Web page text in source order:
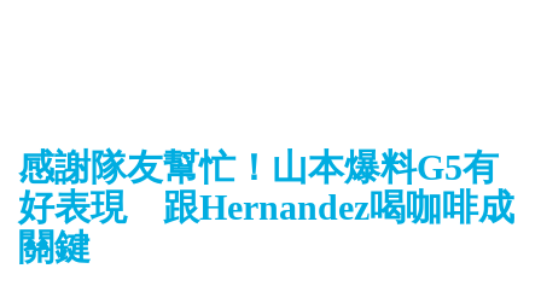
感謝隊友幫忙！山本爆料G5有
好表現 跟Hernandez喝咖啡成
關鍵